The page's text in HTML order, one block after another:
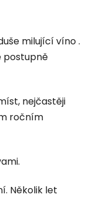
milující víno .
postupně
nejčastěji
ročním
.
Několik let